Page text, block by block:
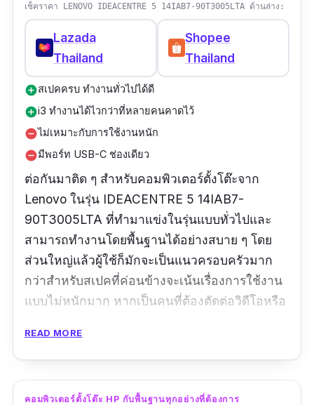
เช็คราคา LENOVO IDEACENTRE 5 14IAB7-90T3005LTA ด้านล่าง:
Lazada
Thailand
Shopee
Thailand
add_circleสเปคครบ ทำงานทั่วไปได้ดี
add_circlei3 ทำงานได้ไวกว่าที่หลายคนคาดไว้
remove_circleไม่เหมาะกับการใช้งานหนัก
remove_circleมีพอร์ท USB-C ช่องเดียว
ต่อกันมาติด ๆ สำหรับคอมพิวเตอร์ตั้งโต๊ะจาก
Lenovo ในรุ่น IDEACENTRE 5 14IAB7-
90T3005LTA ที่ทำมาแข่งในรุ่นแบบทั่วไปและ
สามารถทำงานโดยพื้นฐานได้อย่างสบาย ๆ โดย
ส่วนใหญ่แล้วผู้ใช้ก็มักจะเป็นแนวครอบครัวมาก
กว่าสำหรับสเปคที่ค่อนข้างจะเน้นเรื่องการใช้งาน
แบบไม่หนักมาก หากเป็นคนที่ต้องตัดต่อวิดีโอหรือ
ใช้บางส่วนก็อาจเพิ่ม RAM เพื่อการใช้งานที่ไหล
ลื่นยิ่งขึ้น
READ MORE
คอมพิวเตอร์ตั้งโต๊ะ HP กับพื้นฐานทุกอย่างที่ต้องการ